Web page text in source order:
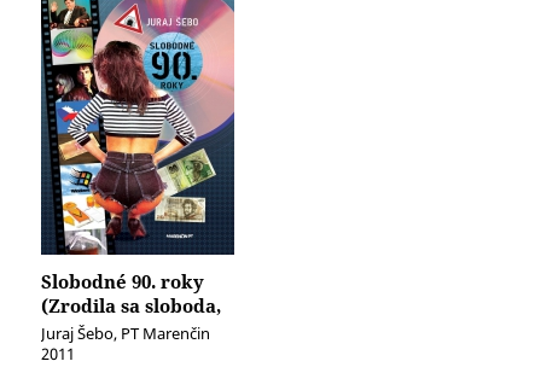
Slobodné 90. roky
(Zrodila sa sloboda,
sľúbili sme si
lásku...)
Juraj Šebo, PT Marenčin
2011